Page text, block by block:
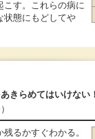
こす。これらの病に
状態にもどしてや
きらめてはいけない！
るかすぐわかる。